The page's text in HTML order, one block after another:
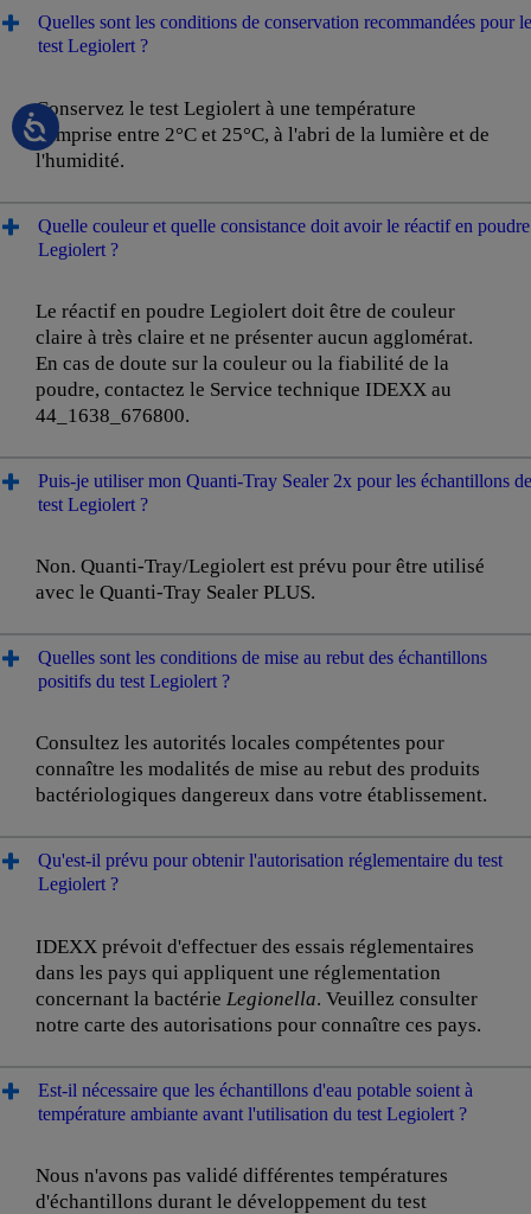
Quelles sont les conditions de conservation recommandées pour le
test Legiolert ?
Conservez le test Legiolert à une température
comprise entre 2°C et 25°C, à l'abri de la lumière et de
l'humidité.
Quelle couleur et quelle consistance doit avoir le réactif en poudre
Legiolert ?
Le réactif en poudre Legiolert doit être de couleur
claire à très claire et ne présenter aucun agglomérat.
En cas de doute sur la couleur ou la fiabilité de la
poudre, contactez le Service technique IDEXX au
44_1638_676800.
Puis-je utiliser mon Quanti-Tray Sealer 2x pour les échantillons de
test Legiolert ?
Non. Quanti-Tray/Legiolert est prévu pour être utilisé
avec le Quanti-Tray Sealer PLUS.
Quelles sont les conditions de mise au rebut des échantillons
positifs du test Legiolert ?
Consultez les autorités locales compétentes pour
connaître les modalités de mise au rebut des produits
bactériologiques dangereux dans votre établissement.
Qu'est-il prévu pour obtenir l'autorisation réglementaire du test
Legiolert ?
IDEXX prévoit d'effectuer des essais réglementaires
dans les pays qui appliquent une réglementation
concernant la bactérie Legionella. Veuillez consulter
notre carte des autorisations pour connaître ces pays.
Est-il nécessaire que les échantillons d'eau potable soient à
température ambiante avant l'utilisation du test Legiolert ?
Nous n'avons pas validé différentes températures
d'échantillons durant le développement du test